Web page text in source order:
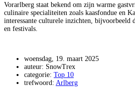
Vorarlberg staat bekend om zijn warme
culinaire specialiteiten zoals kaasfondue en
interessante culturele inzichten, bijvoorbeeld
en festivals.
woensdag, 19. maart 2025
auteur: SnowTrex
categorie: Top 10
trefwoord: Arlberg